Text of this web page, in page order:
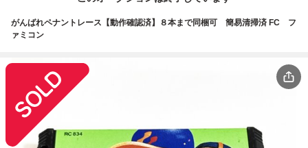
がんばれペナントレース【動作確認済】８本まで同梱可 簡易清掃済 FC フ
ァミコン